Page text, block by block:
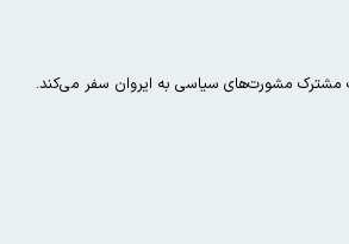
مشترک مشورت‌های سیاسی به ایروان سفر می‌کند.